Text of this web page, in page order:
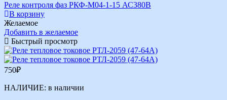
Реле контроля фаз РКФ-М04-1-15 АС380В
В корзину
Желаемое
Добавить в желаемое
Быстрый просмотр
750₽
НАЛИЧИЕ: в наличии